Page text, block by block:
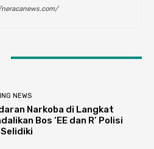
NEWS
Narkoba di Langkat
Bos ‘EE dan R’ Polisi